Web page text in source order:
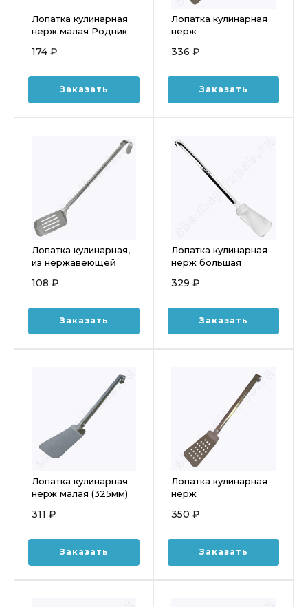
Лопатка кулинарная
нерж малая Родник
см)
174 ₽
Заказать
Лопатка кулинарная
нерж
малая (300мм) 1с2554
336 ₽
Заказать
Лопатка кулинарная,
из нержавеющей
перфорированная
108 ₽
Заказать
Лопатка кулинарная
нерж большая
329 ₽
Заказать
Лопатка кулинарная
нерж малая (325мм)
311 ₽
Заказать
Лопатка кулинарная
нерж
большая (405мм)
350 ₽
Заказать